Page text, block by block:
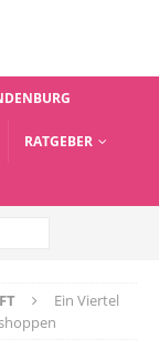
RATGEBER
Ein Viertel